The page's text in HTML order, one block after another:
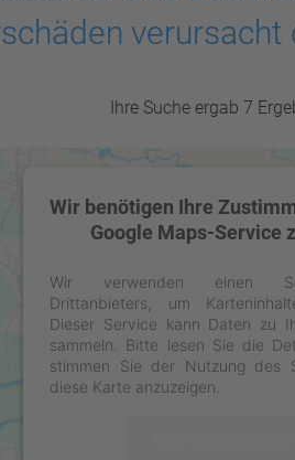
Ihre Suche ergab 7
Wir benötigen Ihre
Google Maps-Service
Wir verwenden einen
Drittanbieters, um
Dieser Service kann Daten zu
sammeln. Bitte lesen Sie die
stimmen Sie der Nutzung des
diese Karte anzuzeigen.